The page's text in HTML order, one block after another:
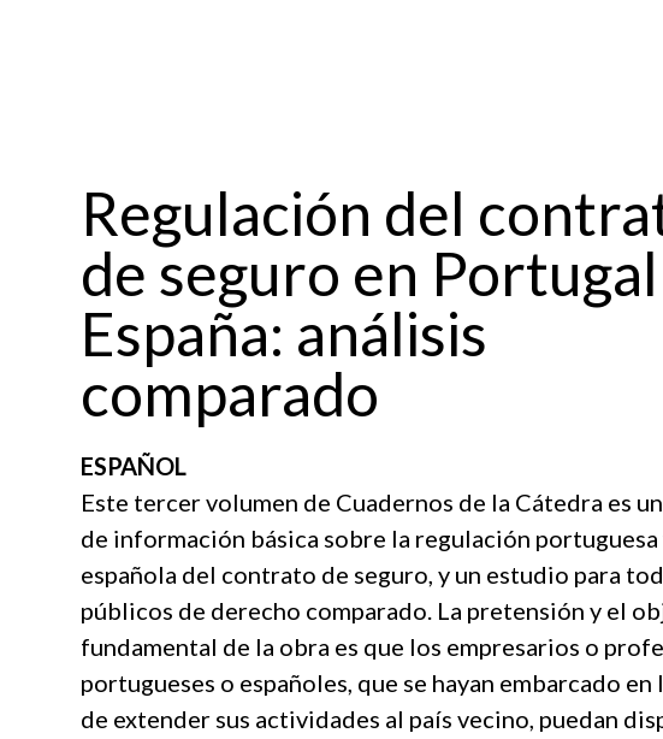
Regulación del
de seguro en
España: análisis
comparado
ESPAÑOL
Este tercer volumen de Cuadernos de la Cátedra es
de información básica sobre la regulación portuguesa
española del contrato de seguro, y un estudio para
públicos de derecho comparado. La pretensión y el
fundamental de la obra es que los empresarios o
portugueses o españoles, que se hayan embarcado en
de extender sus actividades al país vecino, puedan